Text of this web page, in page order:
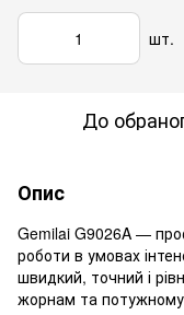
шт.
До
Опис
Gemilai G9026A —
роботи в умовах
швидкий, точний і
жорнам та потужному